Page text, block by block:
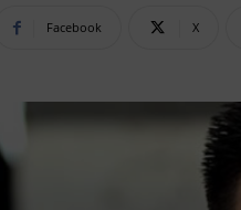
Facebook X